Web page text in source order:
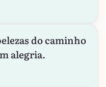
do caminho
alegria.